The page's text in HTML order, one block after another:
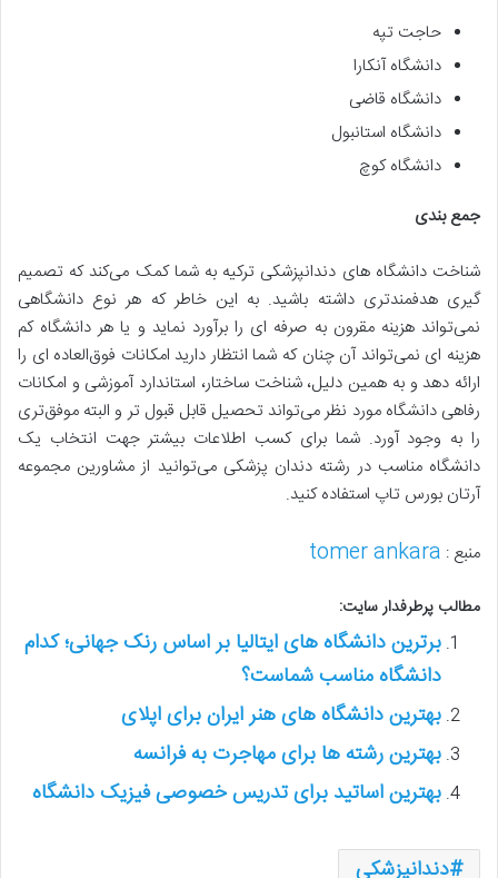
حاجت تپه
دانشگاه آنکارا
دانشگاه قاضی
دانشگاه استانبول
دانشگاه کوچ
جمع بندی
شناخت دانشگاه های دندانپزشکی ترکیه به شما کمک می‌کند که تصمیم
گیری هدفمندتری داشته باشید. به این خاطر که هر نوع دانشگاهی
نمی‌تواند هزینه مقرون به صرفه ای را برآورد نماید و یا هر دانشگاه کم
هزینه ای نمی‌تواند آن چنان که شما انتظار دارید امکانات فوق‌العاده ای را
ارائه دهد و به همین دلیل، شناخت ساختار، استاندارد آموزشی و امکانات
رفاهی دانشگاه مورد نظر می‌تواند تحصیل قابل قبول تر و البته موفق‌تری
را به وجود آورد. شما برای کسب اطلاعات بیشتر جهت انتخاب یک
دانشگاه مناسب در رشته دندان پزشکی می‌توانید از مشاورین مجموعه
آرتان بورس تاپ استفاده کنید.
منبع : tomer ankara
مطالب پرطرفدار سایت:
برترین دانشگاه های ایتالیا بر اساس رنک جهانی؛ کدام
دانشگاه مناسب شماست؟
بهترین دانشگاه های هنر ایران برای اپلای
بهترین رشته ها برای مهاجرت به فرانسه
بهترین اساتید برای تدریس خصوصی فیزیک دانشگاه
دندانپزشکی